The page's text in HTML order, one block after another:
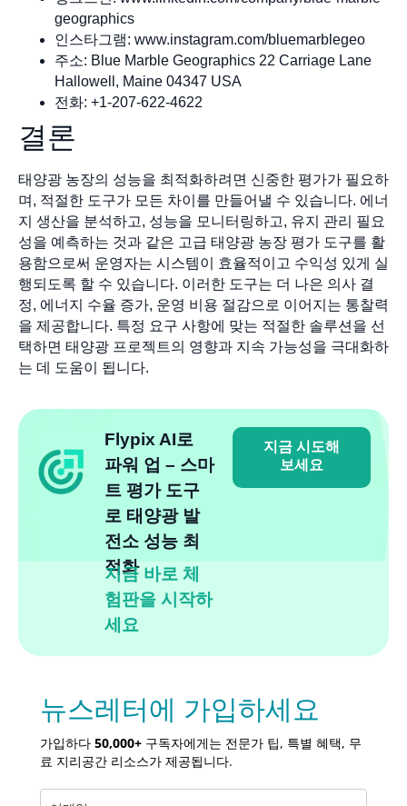
geographics
인스타그램: www.instagram.com/bluemarblegeo
주소: Blue Marble Geographics 22 Carriage Lane
Hallowell, Maine 04347 USA
전화: +1-207-622-4622
결론
태양광 농장의 성능을 최적화하려면 신중한 평가가 필요하
며, 적절한 도구가 모든 차이를 만들어낼 수 있습니다. 에너
지 생산을 분석하고, 성능을 모니터링하고, 유지 관리 필요
성을 예측하는 것과 같은 고급 태양광 농장 평가 도구를 활
용함으로써 운영자는 시스템이 효율적이고 수익성 있게 실
행되도록 할 수 있습니다. 이러한 도구는 더 나은 의사 결
정, 에너지 수율 증가, 운영 비용 절감으로 이어지는 통찰력
을 제공합니다. 특정 요구 사항에 맞는 적절한 솔루션을 선
택하면 태양광 프로젝트의 영향과 지속 가능성을 극대화하
는 데 도움이 됩니다.
Flypix AI로
파워 업 – 스마
트 평가 도구
로 태양광 발
전소 성능 최
적화
지금 바로 체
험판을 시작하
세요
지금 시도해
보세요
뉴스레터에 가입하세요
가입하다 50,000+ 구독자에게는 전문가 팁, 특별 혜택, 무
료 지리공간 리소스가 제공됩니다.